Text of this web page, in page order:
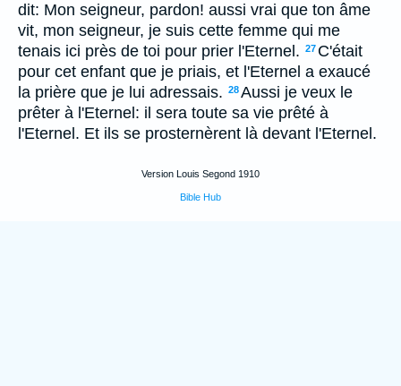
dit: Mon seigneur, pardon! aussi vrai que ton âme
vit, mon seigneur, je suis cette femme qui me
tenais ici près de toi pour prier l'Eternel. 27 C'était
pour cet enfant que je priais, et l'Eternel a exaucé
la prière que je lui adressais. 28Aussi je veux le
prêter à l'Eternel: il sera toute sa vie prêté à
l'Eternel. Et ils se prosternèrent là devant l'Eternel.
Version Louis Segond 1910
Bible Hub